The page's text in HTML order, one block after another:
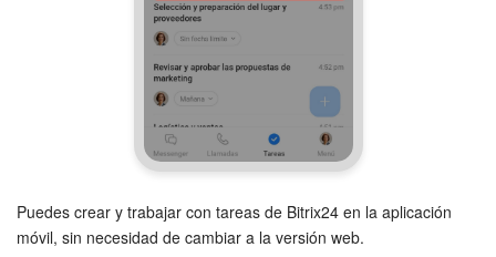
Puedes crear y trabajar con tareas de Bitrix24 en la aplicación
móvil, sin necesidad de cambiar a la versión web.